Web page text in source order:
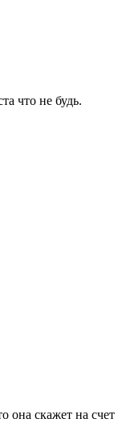
что не будь.
она скажет на счет